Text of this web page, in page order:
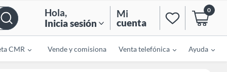
Hola,
Inicia sesión
Mi
cuenta
0
CMR Vende y comisiona Venta telefónica Ayuda